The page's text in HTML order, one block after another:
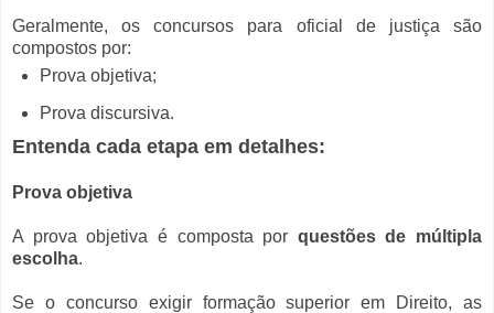
Geralmente, os concursos para oficial de justiça são
compostos por:
Prova objetiva;
Prova discursiva.
Entenda cada etapa em detalhes:
Prova objetiva
A prova objetiva é composta por questões de múltipla
escolha.
Se o concurso exigir formação superior em Direito, as